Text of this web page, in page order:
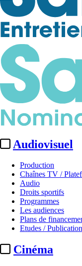
Audiovisuel
Production
Chaînes TV /
Audio
Droits sportifs
Programmes
Les audiences
Plans de
Etudes /
Cinéma